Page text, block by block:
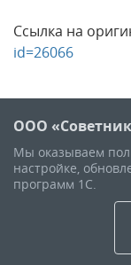
Ссылка на
id=26066
ООО
Мы оказываем
настройке,
программ 1С.